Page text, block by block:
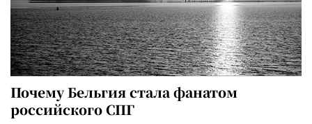
Почему Бельгия стала фанатом
российского СПГ